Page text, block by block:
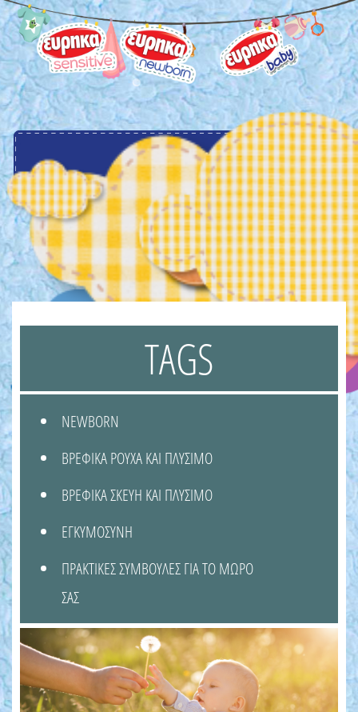
menu
TAGS
NEWBORN
ΒΡΕΦΙΚΑ ΡΟΥΧΑ ΚΑΙ ΠΛΥΣΙΜΟ
ΒΡΕΦΙΚΑ ΣΚΕΥΗ ΚΑΙ ΠΛΥΣΙΜΟ
ΕΓΚΥΜΟΣΥΝΗ
ΠΡΑΚΤΙΚΕΣ ΣΥΜΒΟΥΛΕΣ ΓΙΑ ΤΟ ΜΩΡΟ
ΣΑΣ